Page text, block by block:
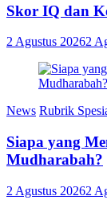
Skor IQ dan
2 Agustus 20262
News Rubrik
Siapa yang
Mudharabah?
2 Agustus 20262